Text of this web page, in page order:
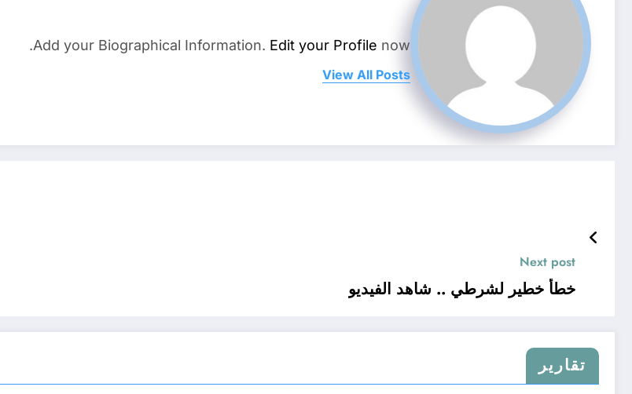
Add your Biographical Information. Edit your Profile now.
View All Posts
Next post
خطأ خطير لشرطي .. شاهد الفيديو
تقارير